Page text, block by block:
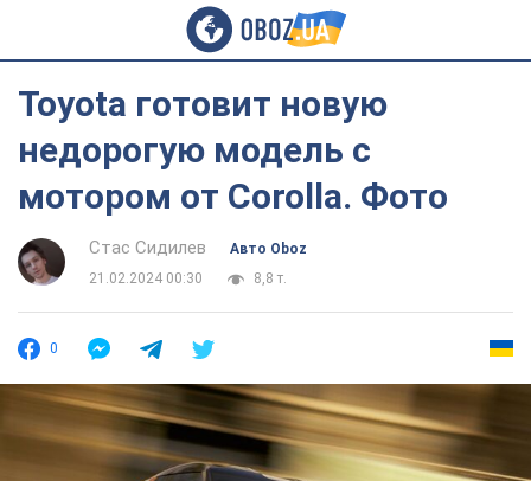
Toyota готовит новую
недорогую модель с
мотором от Corolla. Фото
Стас Сидилев
Авто Oboz
21.02.2024 00:30
8,8 т.
0